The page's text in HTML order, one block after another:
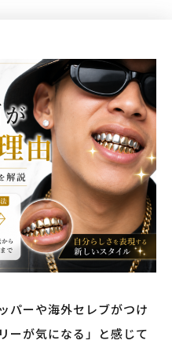
パーや海外セレブがつけ
ーが気になる」と感じて